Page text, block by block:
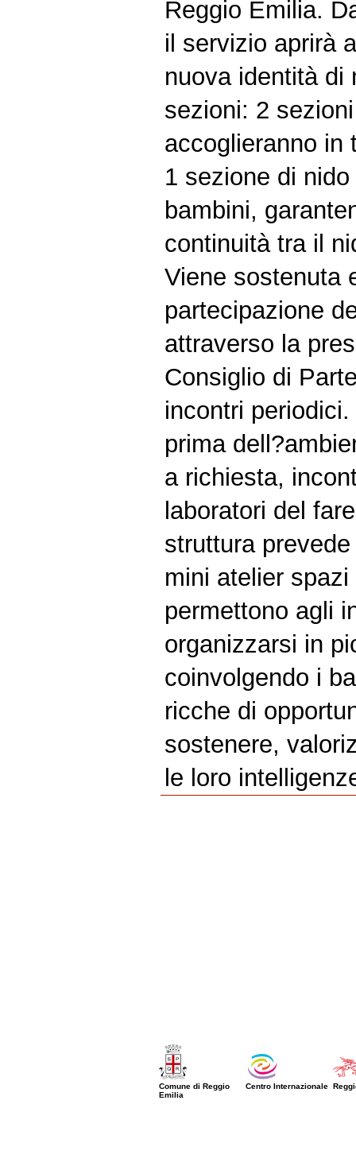
Reggio Emilia.
il servizio aprirà
nuova identità di
sezioni: 2
accoglieranno in
1 sezione di
bambini,
continuità tra il
Viene sostenuta
partecipazione
attraverso la
Consiglio di
incontri
prima
a richiesta,
laboratori del
struttura
mini atelier
permettono agli
organizzarsi in
coinvolgendo i
ricche di
sostenere,
le loro
Comune di Reggio
Emilia
Centro Internazionale